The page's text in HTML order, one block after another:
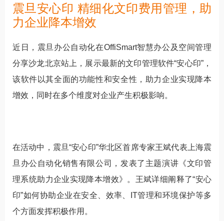
震旦安心印 精细化文印费用管理，助
力企业降本增效
近日，震旦办公自动化在OffiSmart智慧办公及空间管理
分享沙龙北京站上，展示最新的文印管理软件“安心印”，
该软件以其全面的功能性和安全性，助力企业实现降本
增效，同时在多个维度对企业产生积极影响。
在活动中，震旦“安心印”华北区首席专家王斌代表上海震
旦办公自动化销售有限公司，发表了主题演讲《文印管
理系统助力企业实现降本增效》。王斌详细阐释了“安心
印”如何协助企业在安全、效率、IT管理和环境保护等多
个方面发挥积极作用。